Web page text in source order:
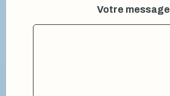
Votre message